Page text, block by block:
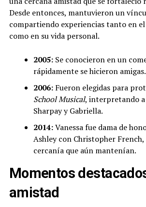
Desde entonces, mantuvieron un
compartiendo experiencias tanto en
como en su vida personal.
2005:Se conocieron en un
rápidamente se hicieron amigas.
2006:Fueron elegidas para
School Musical, interpretando a
Sharpay y Gabriella.
2014:Vanessa fue dama de
Ashley con Christopher
cercanía que aún mantenían.
Momentos
amistad